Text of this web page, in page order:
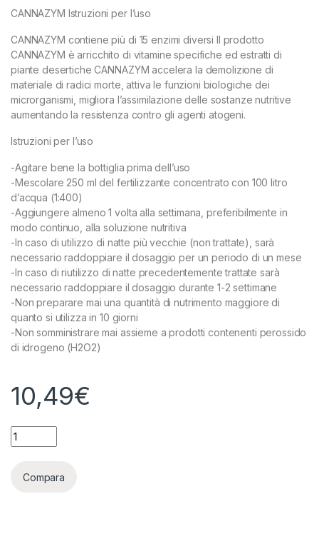
CANNAZYM Istruzioni per l’uso
CANNAZYM contiene più di 15 enzimi diversi Il prodotto
CANNAZYM è arricchito di vitamine specifiche ed estratti di
piante desertiche CANNAZYM accelera la demolizione di
materiale di radici morte, attiva le funzioni biologiche dei
microrganismi, migliora l’assimilazione delle sostanze nutritive
aumentando la resistenza contro gli agenti atogeni.
Istruzioni per l’uso
-Agitare bene la bottiglia prima dell’uso
-Mescolare 250 ml del fertilizzante concentrato con 100 litro
d’acqua (1:400)
-Aggiungere almeno 1 volta alla settimana, preferibilmente in
modo continuo, alla soluzione nutritiva
-In caso di utilizzo di natte più vecchie (non trattate), sarà
necessario raddoppiare il dosaggio per un periodo di un mese
-In caso di riutilizzo di natte precedentemente trattate sarà
necessario raddoppiare il dosaggio durante 1-2 settimane
-Non preparare mai una quantità di nutrimento maggiore di
quanto si utilizza in 10 giorni
-Non somministrare mai assieme a prodotti contenenti perossido
di idrogeno (H2O2)
10,49€
CANNA - CANNAZYM - 250ML quantity
Compara